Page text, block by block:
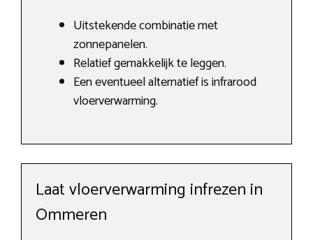
Uitstekende combinatie met
zonnepanelen.
Relatief gemakkelijk te leggen.
Een eventueel alternatief is infrarood
vloerverwarming.
Laat vloerverwarming infrezen in
Ommeren